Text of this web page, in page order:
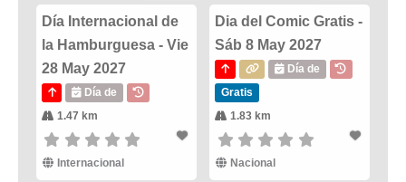
Día Internacional de
la Hamburguesa - Vie
28 May 2027
Día de
1.47 km
Internacional
Dia del Comic Gratis -
Sáb 8 May 2027
Día de
Gratis
1.83 km
Nacional